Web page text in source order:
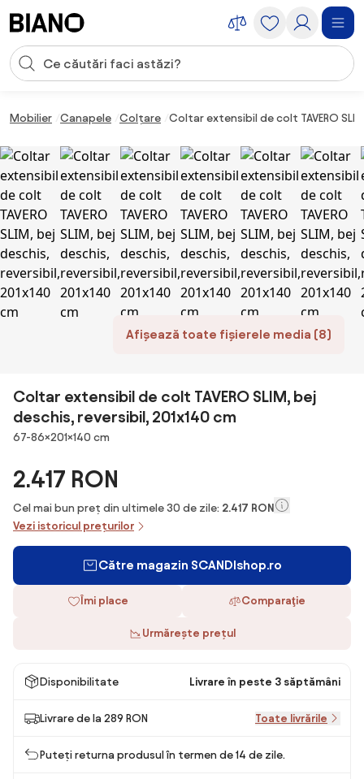
Introducerea căutării
Mobilier Canapele Colțare Coltar extensibil de colt TAVERO
Afișează toate fișierele media (8)
Coltar extensibil de colt TAVERO SLIM, bej
deschis, reversibil, 201x140 cm
Dimensiuni
67-86×201×140 cm
2.417 RON
Cel mai bun preț din ultimele 30 de zile: 2.417 RON
Vezi istoricul prețurilor
Către magazin SCANDIshop.ro
Îmi place Comparaţie
Urmărește prețul
Disponibilitate Livrare în peste 3 săptămâni
Livrare de la 289 RON Toate livrările
Puteți returna produsul în termen de 14 de zile.